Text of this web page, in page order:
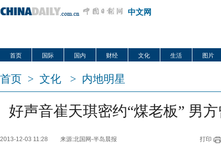
中文网
首页 国际 国内 财经 文化 生活 图片
首页 > 文化 > 内地明星
好声音崔天琪密约“煤老板” 男
2013-12-03 11:28 来源:北国网-半岛晨报 打印